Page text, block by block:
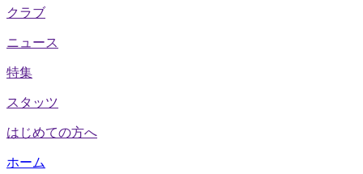
クラブ
ニュース
特集
スタッツ
はじめての方へ
ホーム